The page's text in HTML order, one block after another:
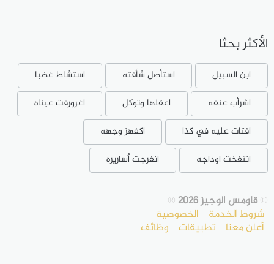
الأكثر بحثا
ابن السبيل استأصل شأفته
استشاط غضبا
اشرأب عنقه
اعقلها وتوكل
اغرورقت عيناه
افتات عليه في كذا
اكفهز وجهه
انتفخت اوداجه
انفرجت أساريره
©قاومس الوجيز 2026 ®
شروط الخدمة الخصوصية
أعلن معنا تطبيقات وظائف